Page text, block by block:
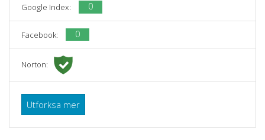
Google Index: 0
Facebook: 0
Norton:
Utforksa mer